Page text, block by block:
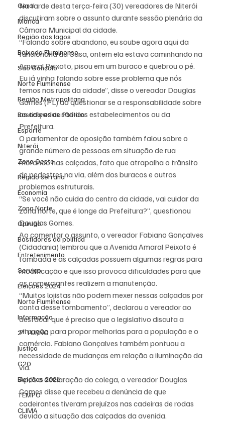
Geral
Maricá
Região dos lagos
Baixada Fluminense
São Gonçalo
Norte Fluminense
Região Metropolitana
Bastidores da Política
Esporte
Niterói
Zona Oeste
Região serrana
Economia
Zona Norte
Opinião
Bastidores da política
Entretenimento
Serviço
Eleições 2024
Norte Fluminense
Informação
2º TURNO
Justiça
G20
Eleições 2026
TEMPO
CLIMA
Na tarde desta terça-feira (30) vereadores de Niterói
discutiram sobre o assunto durante sessão plenária da
Câmara Municipal da cidade.
“Falando sobre abandono, eu soube agora aqui da
funcionária da Casa, ontem ela estava caminhando na
Amaral Peixoto, pisou em um buraco e quebrou o pé.
Eu já vinha falando sobre esse problema que nós
temos nas ruas da cidade”, disse o vereador Douglas
Gomes (PL) ao questionar se a responsabilidade sobre
as calçadas são dos estabelecimentos ou da
Prefeitura.
O parlamentar de oposição também falou sobre o
grande número de pessoas em situação de rua
morando nas calçadas, fato que atrapalha o trânsito
de pedestres na via, além dos buracos e outros
problemas estruturais.
“Se você não cuida do centro da cidade, vai cuidar da
zona norte, que é longe da Prefeitura?”, questionou
Douglas Gomes.
Ao comentar o assunto, o vereador Fabiano Gonçalves
(Cidadania) lembrou que a Avenida Amaral Peixoto é
tombada e as calçadas possuem algumas regras para
modificação e que isso provoca dificuldades para que
os comerciantes realizem a manutenção.
“Muitos lojistas não podem mexer nessas calçadas por
conta desse tombamento”, declarou o vereador ao
destacar que é preciso que o legislativo discuta a
situação para propor melhorias para a população e o
comércio. Fabiano Gonçalves também pontuou a
necessidade de mudanças em relação a iluminação da
via.
Após a declaração do colega, o vereador Douglas
Gomes disse que recebeu a denúncia de que
cadeirantes tiveram prejuízos nas cadeiras de rodas
devido a situação das calçadas da avenida.